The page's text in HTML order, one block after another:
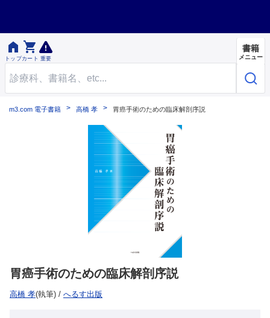

トップ

カート 重要
書籍
メニュー
m3.com 電子書籍 高橋 孝 胃癌手術のための臨床解剖序説
胃癌手術のための臨床解剖序説
高橋 孝(執筆) / へるす出版